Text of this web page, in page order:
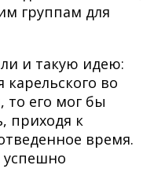
группам для
и такую идею:
карельского во
то его мог бы
приходя к
время.
успешно